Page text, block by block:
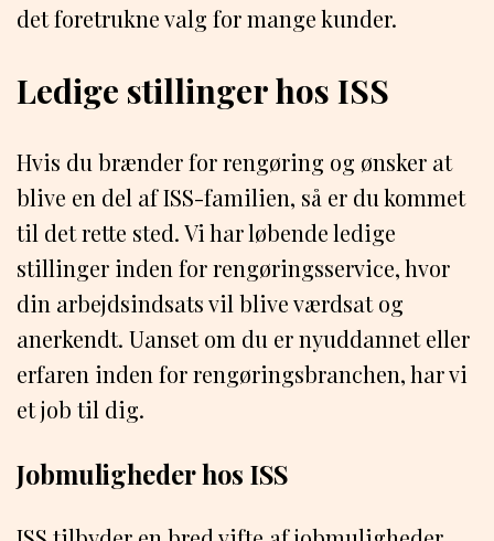
det foretrukne valg for mange kunder.
Ledige stillinger hos ISS
Hvis du brænder for rengøring og ønsker at
blive en del af ISS-familien, så er du kommet
til det rette sted. Vi har løbende ledige
stillinger inden for rengøringsservice, hvor
din arbejdsindsats vil blive værdsat og
anerkendt. Uanset om du er nyuddannet eller
erfaren inden for rengøringsbranchen, har vi
et job til dig.
Jobmuligheder hos ISS